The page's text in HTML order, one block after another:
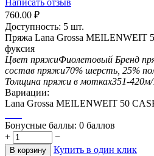
Написать отзыв
760.00 ₽
Доступность: 5 шт.
Пряжа Lana Grossa MEILENWEIT
фуксия
Цвет пряжиФиолетовый Бренд
состав пряжи70% шерсть, 25%
Толщина пряжи в мотках351-420м/
Вариации:
Lana Grossa MEILENWEIT 50
Бонусные баллы: 0 баллов
+
−
В корзину
Купить в один клик